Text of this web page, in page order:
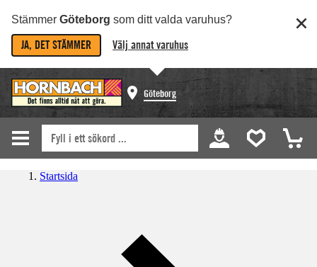
Stämmer Göteborg som ditt valda varuhus?
JA, DET STÄMMER Välj annat varuhus
Göteborg
Startsida